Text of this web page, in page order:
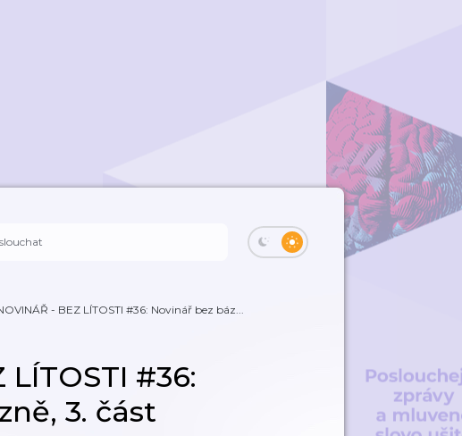
- BEZ LÍTOSTI #36: Novinář bez báz...
LÍTOSTI #36:
3. část